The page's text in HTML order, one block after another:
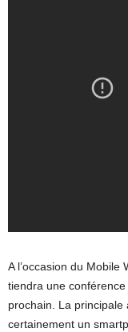
A l’occasion du Mobile
tiendra une
prochain. La
certainement un